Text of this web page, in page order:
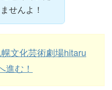
せんよ！
文化芸術劇場hitaru
進む！